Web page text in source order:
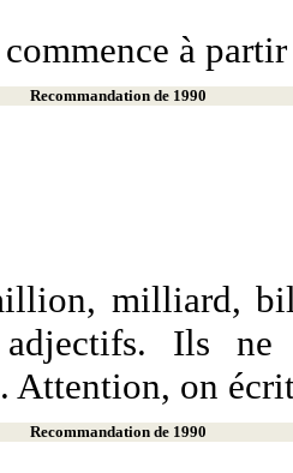
à
Recommandation de 1990
milliard,
Ils ne
Attention, on
Recommandation de 1990